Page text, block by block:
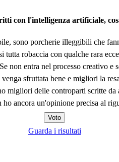
con l'intelligenza artificiale,
sono porcherie illeggibili che
tutta robaccia con qualche rara
non entra nel processo creativo
sfruttata bene e migliori la
migliori delle controparti scritte da
ho ancora un'opinione precisa al
Guarda i risultati